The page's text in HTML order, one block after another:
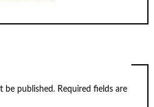
be published. Required fields are